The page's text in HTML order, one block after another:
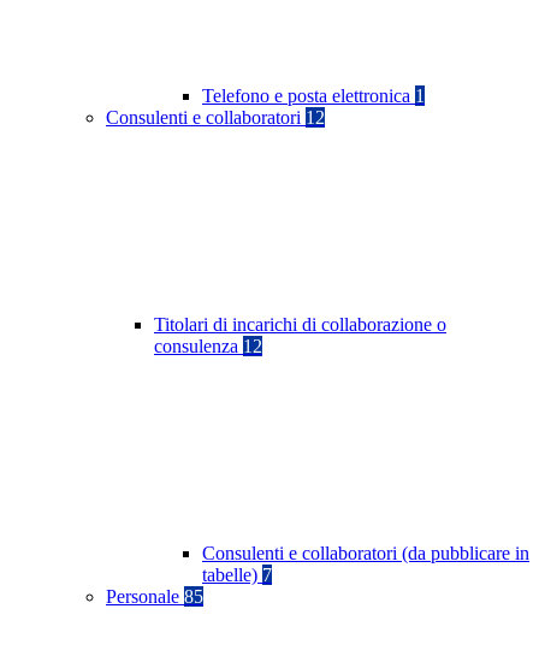
Telefono e posta elettronica 1
Consulenti e collaboratori 12
Titolari di incarichi di collaborazione o
consulenza 12
Consulenti e collaboratori (da pubblicare in
tabelle) 7
Personale 85